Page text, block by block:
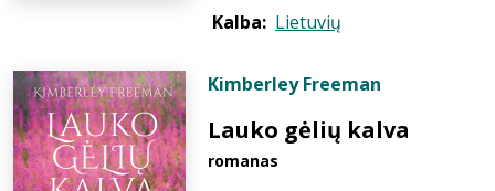
Kalba: Lietuvių
Kimberley Freeman
Lauko gėlių kalva
romanas